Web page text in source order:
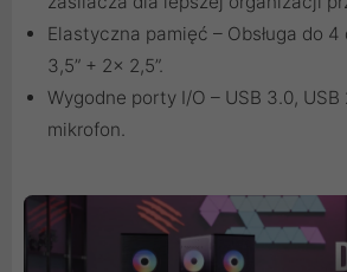
Elastyczna pamięć – Obsługa do 4
3,5” + 2x 2,5”.
Wygodne porty I/O – USB 3.0, USB
mikrofon.